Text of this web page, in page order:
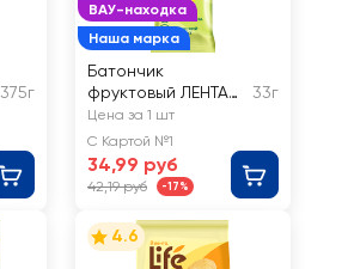
375г
ВАУ-находка
Наша марка
Батончик
фруктовый ЛЕНТА
LIFE Яблоко и
апельсин
33г
Цена за 1 шт
С Картой №1
34,99 руб
42,19 руб -17%
4.6